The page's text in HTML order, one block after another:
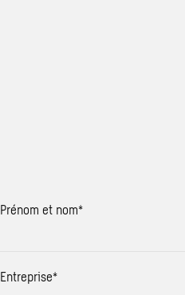
Prénom et nom*
Entreprise*